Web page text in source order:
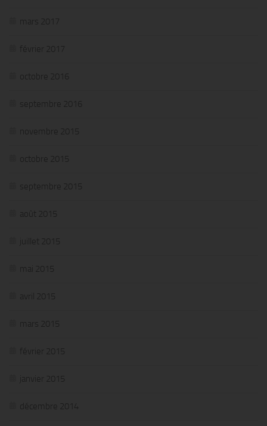
mars 2017
février 2017
octobre 2016
septembre 2016
novembre 2015
octobre 2015
septembre 2015
août 2015
juillet 2015
mai 2015
avril 2015
mars 2015
février 2015
janvier 2015
décembre 2014